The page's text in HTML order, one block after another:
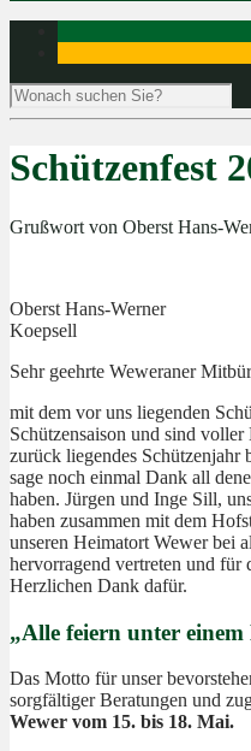
Schützenfest
Grußwort von Oberst Hans-
Oberst Hans-Werner
Koepsell
Sehr geehrte Weweraner
mit dem vor uns liegenden
Schützensaison und sind
zurück liegendes
sage noch einmal Dank all
haben. Jürgen und Inge Sill,
haben zusammen mit dem
unseren Heimatort Wewer bei
hervorragend vertreten und für
Herzlichen Dank dafür.
„Alle feiern unter einem
Das Motto für unser
sorgfältiger Beratungen und
Wewer vom 15. bis 18. Mai.